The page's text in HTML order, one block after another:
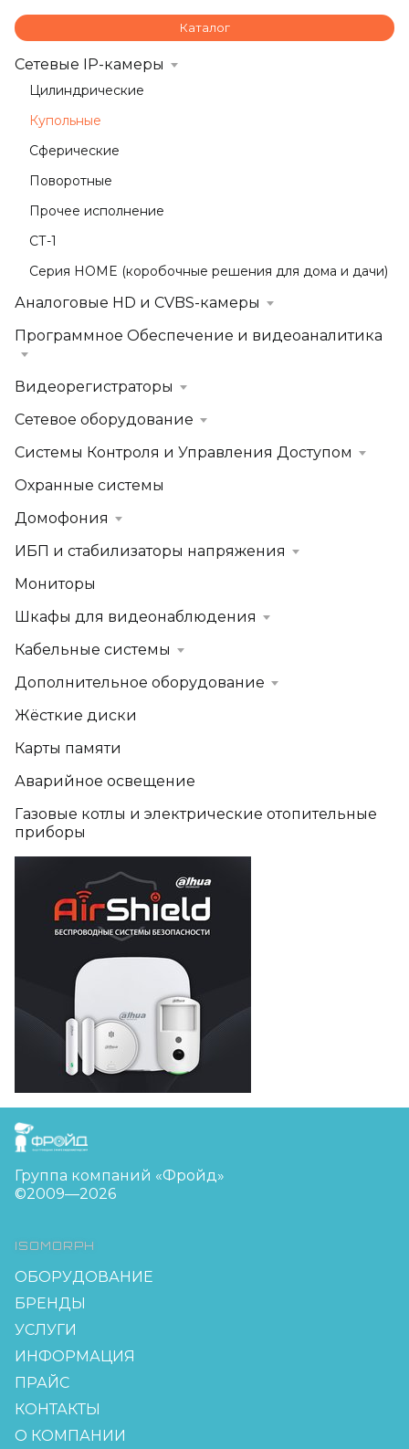
Каталог
Сетевые IP-камеры
Цилиндрические
Купольные
Сферические
Поворотные
Прочее исполнение
СТ-1
Серия HOME (коробочные решения для дома и дачи)
Аналоговые HD и CVBS-камеры
Программное Обеспечение и видеоаналитика
Видеорегистраторы
Сетевое оборудование
Системы Контроля и Управления Доступом
Охранные системы
Домофония
ИБП и стабилизаторы напряжения
Мониторы
Шкафы для видеонаблюдения
Кабельные системы
Дополнительное оборудование
Жёсткие диски
Карты памяти
Аварийное освещение
Газовые котлы и электрические отопительные
приборы
FreudGroup
Группа компаний «Фройд»
©2009—2026
ISOMORPH
ОБОРУДОВАНИЕ
БРЕНДЫ
УСЛУГИ
ИНФОРМАЦИЯ
ПРАЙС
КОНТАКТЫ
О КОМПАНИИ